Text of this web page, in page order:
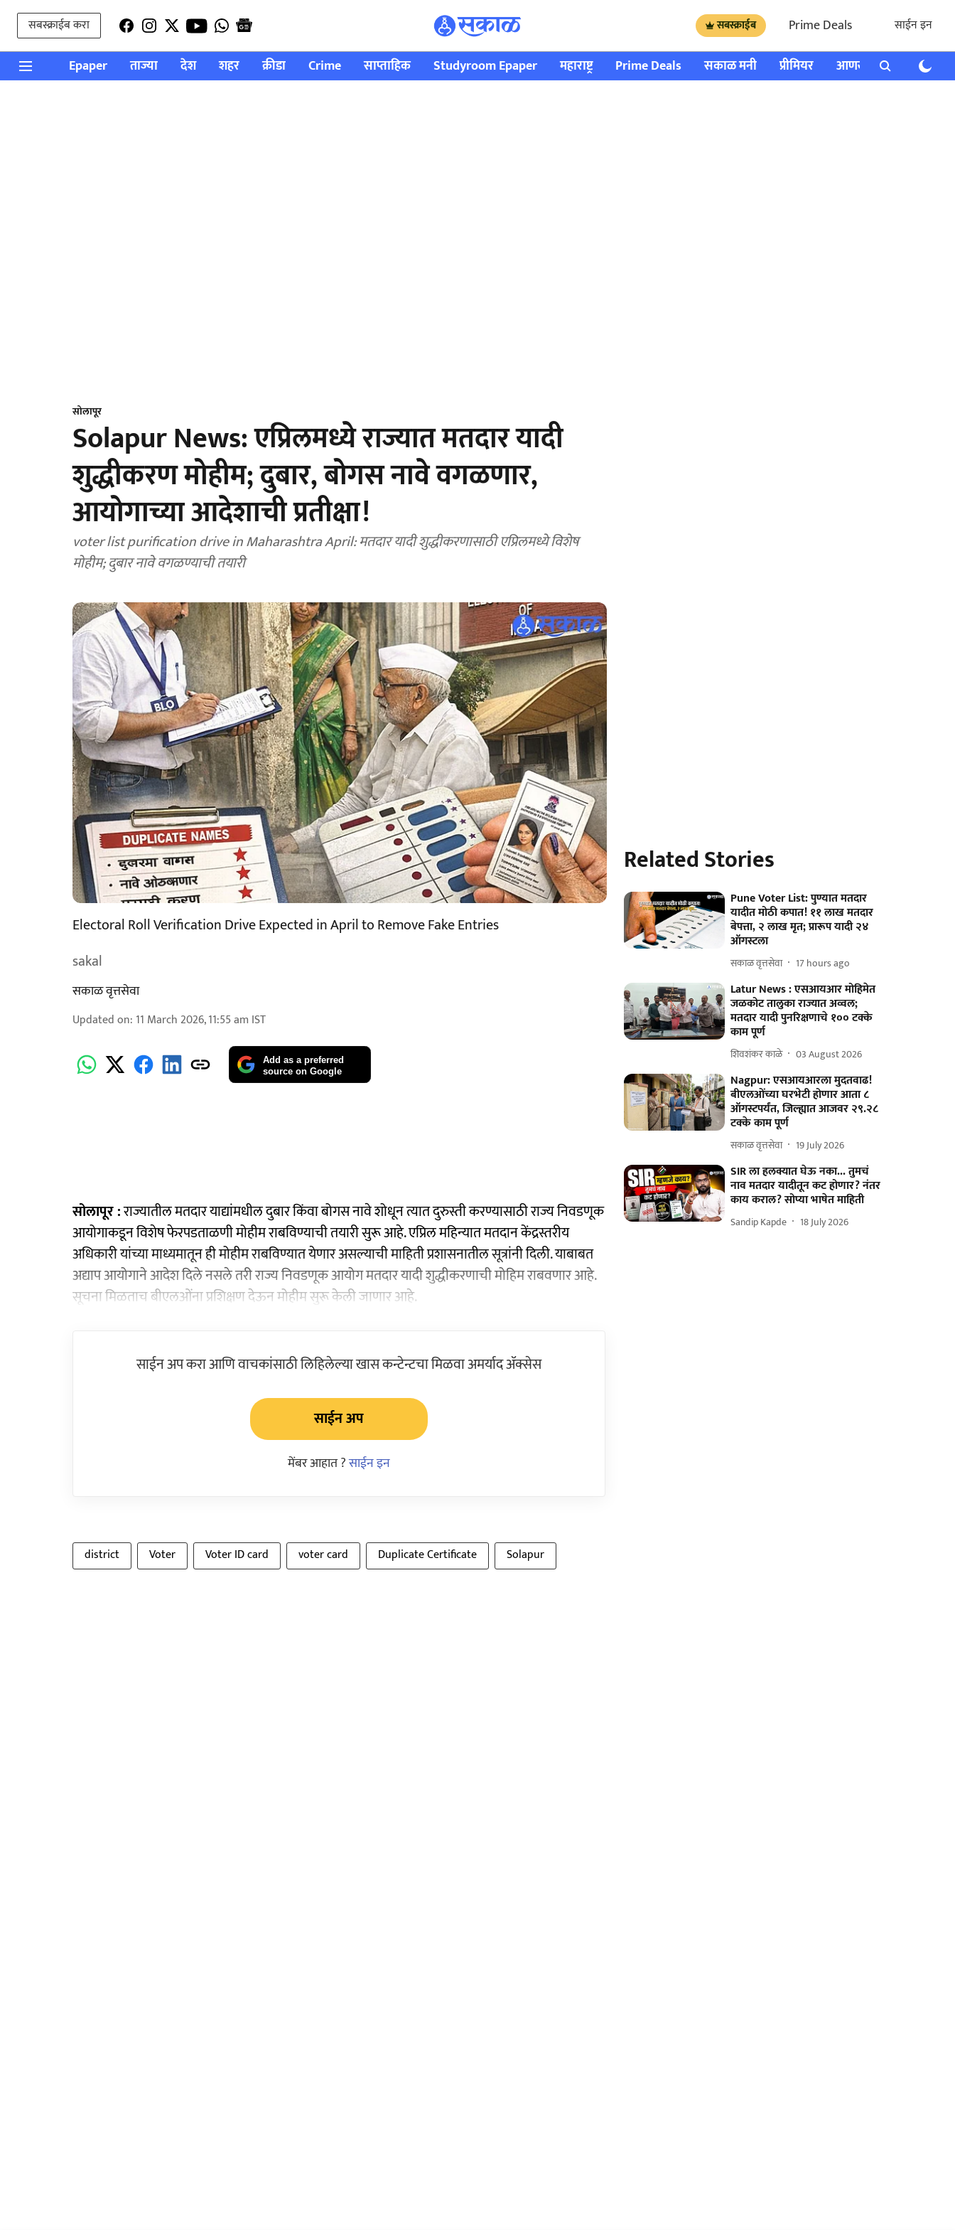
सबस्क्राईब करा सबस्क्राईब Prime Deals साईन इन
Epaper ताज्या देश शहर क्रीडा Crime साप्ताहिक Studyroom Epaper महाराष्ट्र Prime Deals सकाळ मनी प्रीमियर आणखी राशी भविष्य
सोलापूर
Solapur News: एप्रिलमध्ये राज्यात मतदार यादी
शुद्धीकरण मोहीम; दुबार, बोगस नावे वगळणार,
आयोगाच्या आदेशाची प्रतीक्षा!
voter list purification drive in Maharashtra April: मतदार यादी शुद्धीकरणासाठी एप्रिलमध्ये विशेष
मोहीम; दुबार नावे वगळण्याची तयारी
Electoral Roll Verification Drive Expected in April to Remove Fake Entries
sakal
सकाळ वृत्तसेवा
Updated on: 11 March 2026, 11:55 am IST
Add as a preferred
source on Google
सोलापूर :राज्यातील मतदार याद्यांमधील दुबार किंवा बोगस नावे शोधून त्यात दुरुस्ती करण्यासाठी राज्य निवडणूक
आयोगाकडून विशेष फेरपडताळणी मोहीम राबविण्याची तयारी सुरू आहे. एप्रिल महिन्यात मतदान केंद्रस्तरीय
अधिकारी यांच्या माध्यमातून ही मोहीम राबविण्यात येणार असल्याची माहिती प्रशासनातील सूत्रांनी दिली. याबाबत
अद्याप आयोगाने आदेश दिले नसले तरी राज्य निवडणूक आयोग मतदार यादी शुद्धीकरणाची मोहिम राबवणार आहे.
सूचना मिळताच बीएलओंना प्रशिक्षण देऊन मोहीम सुरू केली जाणार आहे.
साईन अप करा आणि वाचकांसाठी लिहिलेल्या खास कन्टेन्टचा मिळवा अमर्याद ॲक्सेस
साईन अप
मेंबर आहात ?साईन इन
district Voter Voter ID card voter card Duplicate Certificate Solapur
Related Stories
Pune Voter List: पुण्यात मतदार
यादीत मोठी कपात! ११ लाख मतदार
बेपत्ता, २ लाख मृत; प्रारूप यादी २४
ऑगस्टला
सकाळ वृत्तसेवा 17 hours ago
Latur News : एसआयआर मोहिमेत
जळकोट तालुका राज्यात अव्वल;
मतदार यादी पुनरिक्षणाचे १०० टक्के
काम पूर्ण
शिवशंकर काळे 03 August 2026
Nagpur: एसआयआरला मुदतवाढ!
बीएलओंच्या घरभेटी होणार आता ८
ऑगस्टपर्यंत, जिल्ह्यात आजवर २९.२८
टक्के काम पूर्ण
सकाळ वृत्तसेवा 19 July 2026
SIR ला हलक्यात घेऊ नका... तुमचं
नाव मतदार यादीतून कट होणार? नंतर
काय कराल? सोप्या भाषेत माहिती
Sandip Kapde 18 July 2026